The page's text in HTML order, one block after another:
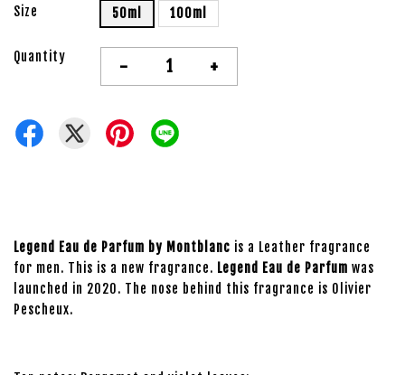
Size 50ml 100ml
Quantity - +
Legend Eau de Parfum by Montblanc is a Leather fragrance
for men. This is a new fragrance. Legend Eau de Parfum was
launched in 2020. The nose behind this fragrance is Olivier
Pescheux.